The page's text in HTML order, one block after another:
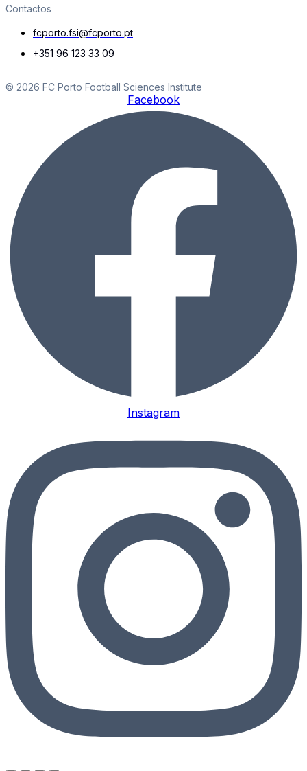
Contactos
fcporto.fsi@fcporto.pt
+351 96 123 33 09
© 2026 FC Porto Football Sciences Institute
Facebook
Instagram